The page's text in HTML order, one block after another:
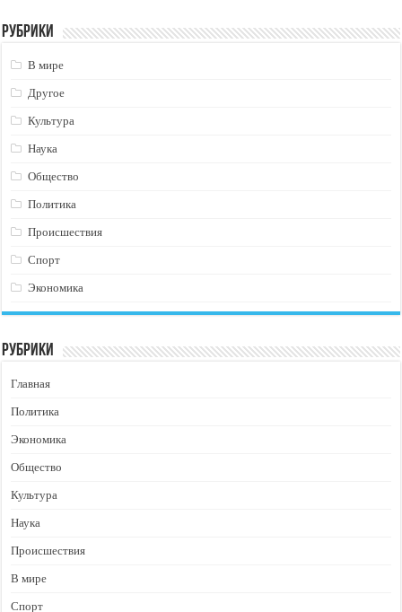
Рубрики
В мире
Другое
Культура
Наука
Общество
Политика
Происшествия
Спорт
Экономика
Рубрики
Главная
Политика
Экономика
Общество
Культура
Наука
Происшествия
В мире
Спорт